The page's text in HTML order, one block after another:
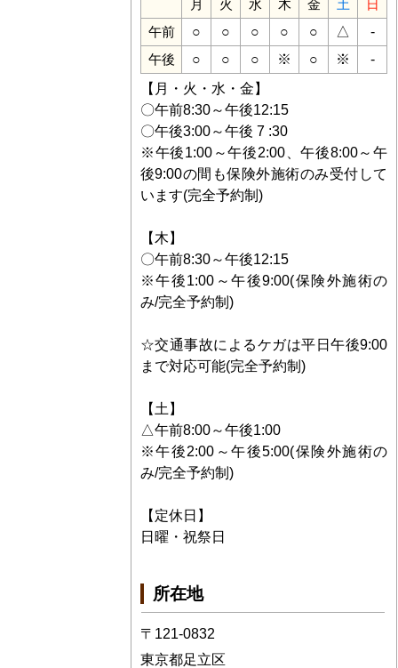
月 火 水 木 金 土
日
午前
○ ○ ○ ○ ○ △ -
午後 ○ ○ ○ ※ ○ ※
-
【月・火・水・金】
〇午前8:30～午後12:15
〇午後3:00～午後 7 :30
※午後1:00～午後2:00、午後8:00～午
後9:00の間も保険外施術のみ受付して
います(完全予約制)
【木】
〇午前8:30～午後12:15
※午後1:00～午後9:00(保険外施術の
み/完全予約制)
☆交通事故によるケガは平日午後9:00
まで対応可能(完全予約制)
【土】
△午前8:00～午後1:00
※午後2:00～午後5:00(保険外施術の
み/完全予約制)
【定休日】
日曜・祝祭日
所在地
〒121-0832
東京都足立区